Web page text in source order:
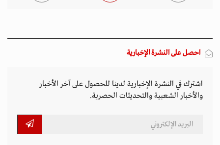
احصل على النشرة الإخبارية
اشترك في النشرة الإخبارية لدينا للحصول على آخر الأخبار
والأخبار الشعبية والتحديثات الحصرية.